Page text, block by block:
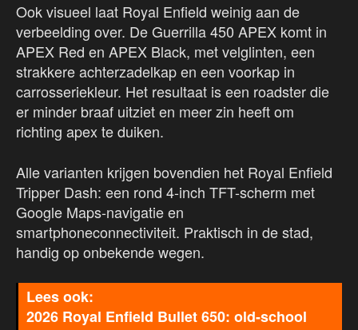
Ook visueel laat Royal Enfield weinig aan de
verbeelding over. De Guerrilla 450 APEX komt in
APEX Red en APEX Black, met velglinten, een
strakkere achterzadelkap en een voorkap in
carrosseriekleur. Het resultaat is een roadster die
er minder braaf uitziet en meer zin heeft om
richting apex te duiken.
Alle varianten krijgen bovendien het Royal Enfield
Tripper Dash: een rond 4-inch TFT-scherm met
Google Maps-navigatie en
smartphoneconnectiviteit. Praktisch in de stad,
handig op onbekende wegen.
2026 Royal Enfield Bullet 650: old-school